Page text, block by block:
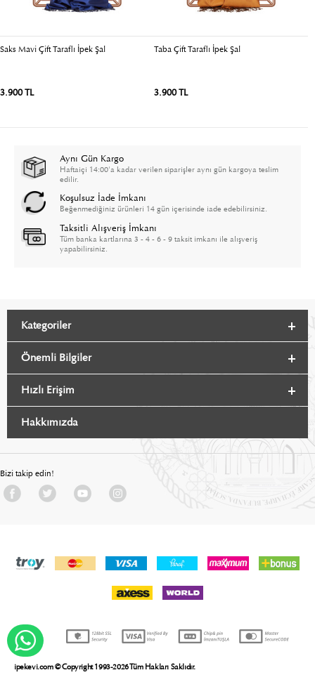
Saks Mavi Çift Taraflı İpek Şal
3.900 TL
Taba Çift Taraflı İpek Şal
3.900 TL
Aynı Gün Kargo
Haftaiçi 14:00'a kadar verilen siparişler aynı gün kargoya teslim
edilir.
Koşulsuz İade İmkanı
Beğenmediğiniz ürünleri 14 gün içerisinde iade edebilirsiniz.
Taksitli Alışveriş İmkanı
Tüm banka kartlarına 3 - 4 - 6 - 9 taksit imkanı ile alışveriş
yapabilirsiniz.
Kategoriler
Önemli Bilgiler
Hızlı Erişim
Hakkımızda
Bizi takip edin!
ipekevi.com © Copyright 1993-2026 Tüm Hakları Saklıdır.
WHATSAPP DESTEK